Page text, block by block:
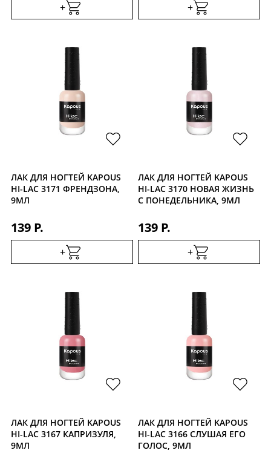
+ +
ЛАК ДЛЯ НОГТЕЙ KAPOUS
HI-LAC 3171 ФРЕНДЗОНА,
9МЛ
139 Р.
+
ЛАК ДЛЯ НОГТЕЙ KAPOUS
HI-LAC 3170 НОВАЯ ЖИЗНЬ
С ПОНЕДЕЛЬНИКА, 9МЛ
139 Р.
+
ЛАК ДЛЯ НОГТЕЙ KAPOUS
HI-LAC 3167 КАПРИЗУЛЯ,
9МЛ
ЛАК ДЛЯ НОГТЕЙ KAPOUS
HI-LAC 3166 СЛУШАЯ ЕГО
ГОЛОС, 9МЛ